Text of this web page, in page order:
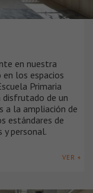
en nuestra
los espacios
Primaria
disfrutado de un
a la ampliación de
estándares de
y personal.
VER +